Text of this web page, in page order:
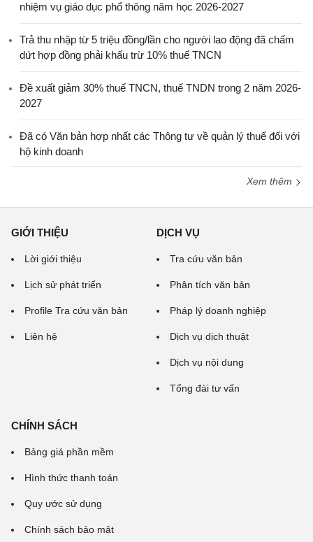
nhiệm vụ giáo dục phổ thông năm học 2026-2027
Trả thu nhập từ 5 triệu đồng/lần cho người lao động đã chấm
dứt hợp đồng phải khấu trừ 10% thuế TNCN
Đề xuất giảm 30% thuế TNCN, thuế TNDN trong 2 năm 2026-
2027
Đã có Văn bản hợp nhất các Thông tư về quản lý thuế đối với
hộ kinh doanh
Xem thêm
GIỚI THIỆU
Lời giới thiệu
Lịch sử phát triển
Profile Tra cứu văn bản
Liên hệ
DỊCH VỤ
Tra cứu văn bản
Phân tích văn bản
Pháp lý doanh nghiệp
Dịch vụ dịch thuật
Dịch vụ nội dung
Tổng đài tư vấn
CHÍNH SÁCH
Bảng giá phần mềm
Hình thức thanh toán
Quy ước sử dụng
Chính sách bảo mật